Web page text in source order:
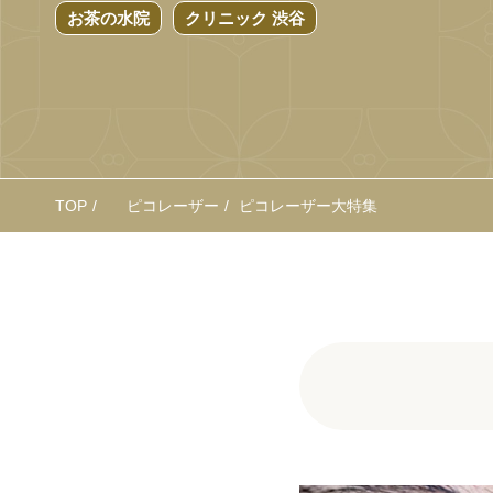
お茶の水院 クリニック 渋谷
TOP ピコレーザー ピコレーザー大特集